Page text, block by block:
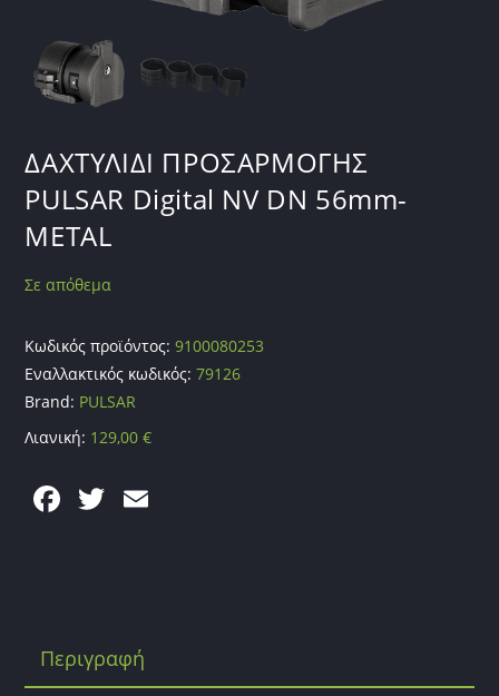
ΔΑΧΤΥΛΙΔΙ ΠΡΟΣΑΡΜΟΓΗΣ
PULSAR Digital NV DN 56mm-
METAL
Σε απόθεμα
Κωδικός προϊόντος:9100080253
Εναλλακτικός κωδικός:79126
Brand: PULSAR
Λιανική: 129,00€
F
o
T
Περιγραφή